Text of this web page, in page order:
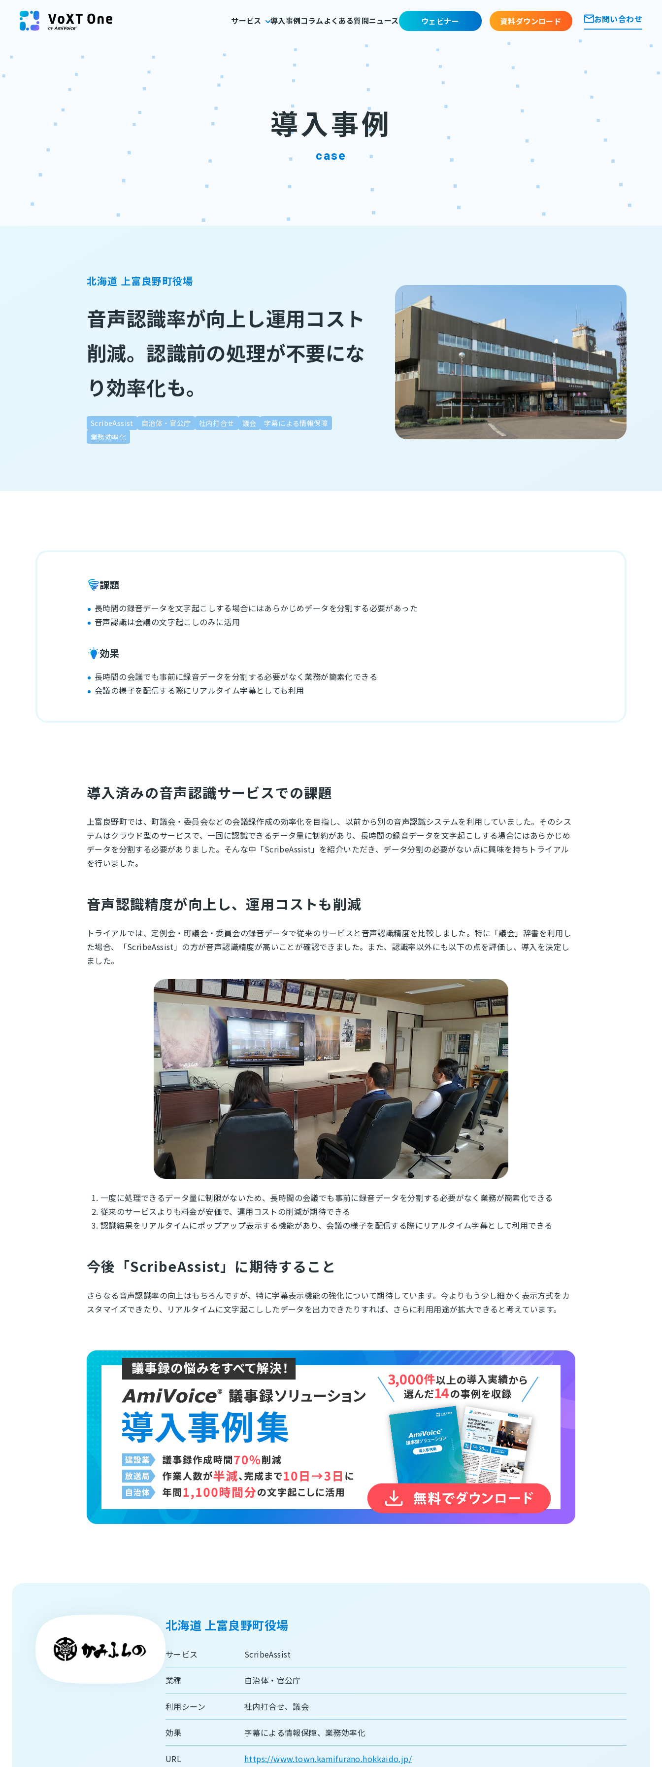
サービス 導入事例コラムよくある質問ニュース ウェビナー 資料ダウンロード お問い合わせ
導入事例
case
北海道 上富良野町役場
音声認識率が向上し運用コスト
削減。認識前の処理が不要にな
り効率化も。
ScribeAssist 自治体・官公庁 社内打合せ 議会
字幕による情報保障
業務効率化
課題
長時間の録音データを文字起こしする場合にはあらかじめデータを分割する必要があった
音声認識は会議の文字起こしのみに活用
効果
長時間の会議でも事前に録音データを分割する必要がなく業務が簡素化できる
会議の様子を配信する際にリアルタイム字幕としても利用
導入済みの音声認識サービスでの課題
上富良野町では、町議会・委員会などの会議録作成の効率化を目指し、以前から別の音声認識システムを利用していました。そのシス
テムはクラウド型のサービスで、一回に認識できるデータ量に制約があり、長時間の録音データを文字起こしする場合にはあらかじめ
データを分割する必要がありました。そんな中「ScribeAssist」を紹介いただき、データ分割の必要がない点に興味を持ちトライアル
を行いました。
音声認識精度が向上し、運用コストも削減
トライアルでは、定例会・町議会・委員会の録音データで従来のサービスと音声認識精度を比較しました。特に「議会」辞書を利用し
た場合、「ScribeAssist」の方が音声認識精度が高いことが確認できました。また、認識率以外にも以下の点を評価し、導入を決定し
ました。
一度に処理できるデータ量に制限がないため、長時間の会議でも事前に録音データを分割する必要がなく業務が簡素化できる
従来のサービスよりも料金が安価で、運用コストの削減が期待できる
認識結果をリアルタイムにポップアップ表示する機能があり、会議の様子を配信する際にリアルタイム字幕として利用できる
今後「ScribeAssist」に期待すること
さらなる音声認識率の向上はもちろんですが、特に字幕表示機能の強化について期待しています。今よりもう少し細かく表示方式をカ
スタマイズできたり、リアルタイムに文字起こししたデータを出力できたりすれば、さらに利用用途が拡大できると考えています。
北海道 上富良野町役場
サービス ScribeAssist
業種 自治体・官公庁
利用シーン 社内打合せ 議会
効果 字幕による情報保障 業務効率化
URL https://www.town.kamifurano.hokkaido.jp/